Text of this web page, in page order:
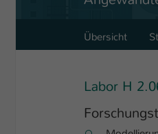
Übersicht
Labor H